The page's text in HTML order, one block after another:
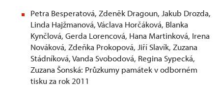
Petra Besperatová, Zdeněk Dragoun, Jakub Drozda,
Linda Hajžmanová, Václava Horčáková, Blanka
Kynčlová, Gerda Lorencová, Hana Martinková, Irena
Nováková, Zdeňka Prokopová, Jiří Slavík, Zuzana
Stádníková, Vanda Svobodová, Regina Sypecká,
Zuzana Šonská: Průzkumy památek v odborném
tisku za rok 2011